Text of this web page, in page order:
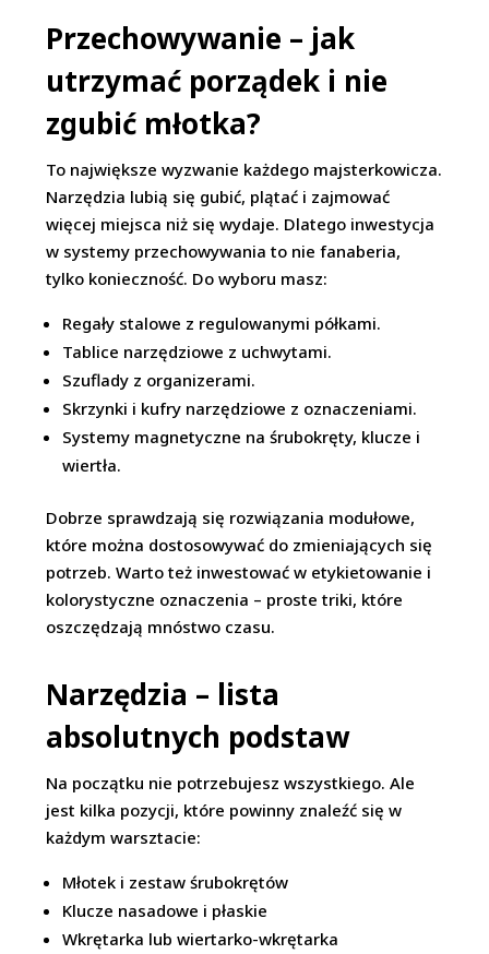
Przechowywanie – jak
utrzymać porządek i nie
zgubić młotka?
To największe wyzwanie każdego majsterkowicza.
Narzędzia lubią się gubić, plątać i zajmować
więcej miejsca niż się wydaje. Dlatego inwestycja
w systemy przechowywania to nie fanaberia,
tylko konieczność. Do wyboru masz:
Regały stalowe z regulowanymi półkami.
Tablice narzędziowe z uchwytami.
Szuflady z organizerami.
Skrzynki i kufry narzędziowe z oznaczeniami.
Systemy magnetyczne na śrubokręty, klucze i
wiertła.
Dobrze sprawdzają się rozwiązania modułowe,
które można dostosowywać do zmieniających się
potrzeb. Warto też inwestować w etykietowanie i
kolorystyczne oznaczenia – proste triki, które
oszczędzają mnóstwo czasu.
Narzędzia – lista
absolutnych podstaw
Na początku nie potrzebujesz wszystkiego. Ale
jest kilka pozycji, które powinny znaleźć się w
każdym warsztacie:
Młotek i zestaw śrubokrętów
Klucze nasadowe i płaskie
Wkrętarka lub wiertarko-wkrętarka